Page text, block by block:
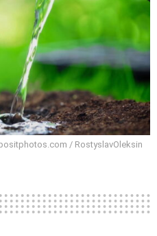
/ RostyslavOleksin